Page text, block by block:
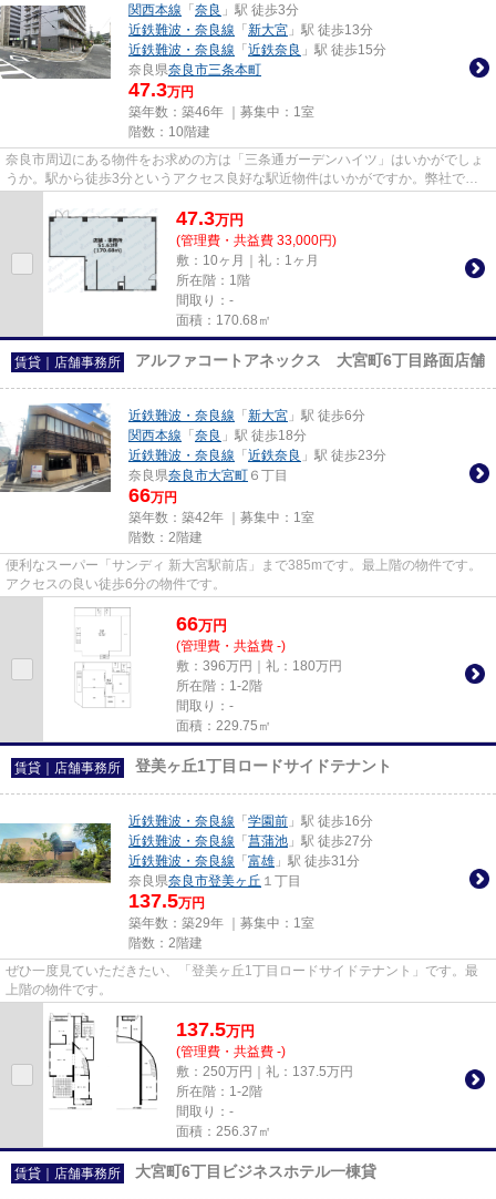
関西本線 「 奈良 」駅 徒歩3分
近鉄難波・奈良線 「 新大宮 」駅 徒歩13分
近鉄難波・奈良線 「 近鉄奈良 」駅 徒歩15分
奈良県奈良市三条本町
47.3万円
築年数：築46年 ｜募集中： 1室
階数：10階建
奈良市周辺にある物件をお求めの方は「三条通ガーデンハイツ」はいかがでしょ
うか。駅から徒歩3分というアクセス良好な駅近物件はいかがですか。弊社では
47.3万円
(管理費・共益費 33,000円)
敷：10ヶ月｜礼：1ヶ月
所在階：1階
間取り：-
面積：170.68㎡
賃貸｜店舗事務所 アルファコートアネックス 大宮町6丁目路面店舗
近鉄難波・奈良線 「 新大宮 」駅 徒歩6分
関西本線 「 奈良 」駅 徒歩18分
近鉄難波・奈良線 「 近鉄奈良 」駅 徒歩23分
奈良県奈良市大宮町 ６丁目
66万円
築年数：築42年 ｜募集中： 1室
階数：2階建
便利なスーパー「サンディ 新大宮駅前店」まで385mです。最上階の物件です。
アクセスの良い徒歩6分の物件です。
66万円
(管理費・共益費 -)
敷：396万円｜礼：180万円
所在階：1-2階
間取り：-
面積：229.75㎡
賃貸｜店舗事務所 登美ヶ丘1丁目ロードサイドテナント
近鉄難波・奈良線 「 学園前 」駅 徒歩16分
近鉄難波・奈良線 「 菖蒲池 」駅 徒歩27分
近鉄難波・奈良線 「 富雄 」駅 徒歩31分
奈良県奈良市登美ヶ丘 １丁目
137.5万円
築年数：築29年 ｜募集中： 1室
階数：2階建
ぜひ一度見ていただきたい、「登美ヶ丘1丁目ロードサイドテナント」です。最
上階の物件です。
137.5万円
(管理費・共益費 -)
敷：250万円｜礼：137.5万円
所在階：1-2階
間取り：-
面積：256.37㎡
賃貸｜店舗事務所 大宮町6丁目ビジネスホテル一棟貸